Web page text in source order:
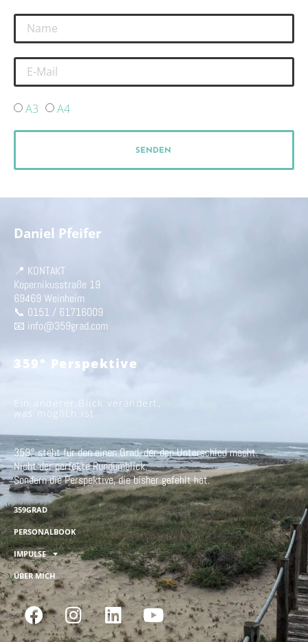
A3 A4
SENDEN
Daniel Pfeifer
📍 KONTAKT
Kopernikusstraße 19
69469 Weinheim
📞 0151 / 61716009
📧 info@359grad.com
359° Perspektive
Ein anderer Blick verändert,
was möglich ist
359° steht für den einen Grad, der den Unterschied macht.
Nicht der perfekte Rundumblick.
Sondern die Perspektive, die bisher gefehlt hat.
359GRAD
PERSONALBOOK
IMPULSE
ÜBER MICH